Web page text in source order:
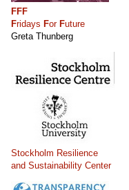
FFF
Fridays For Future
Greta Thunberg
Stockholm Resilience
and Sustainability Center